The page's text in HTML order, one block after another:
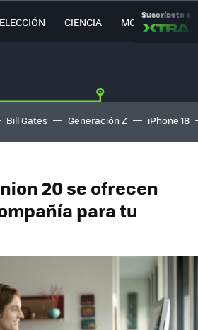
CIENCIA MOVILIDAD
Suscríbete a
Bill Gates Generación Z iPhone 18
20 se ofrecen
para tu